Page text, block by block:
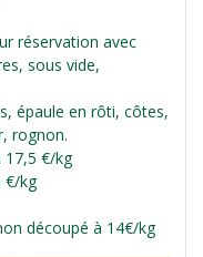
réservation avec
sous vide,
épaule en rôti, côtes,
rognon.
17,5 €/kg
€/kg
découpé à 14€/kg